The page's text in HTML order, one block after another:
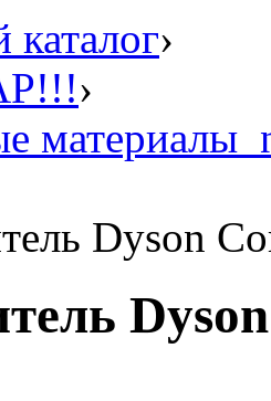
›
›
Dyson